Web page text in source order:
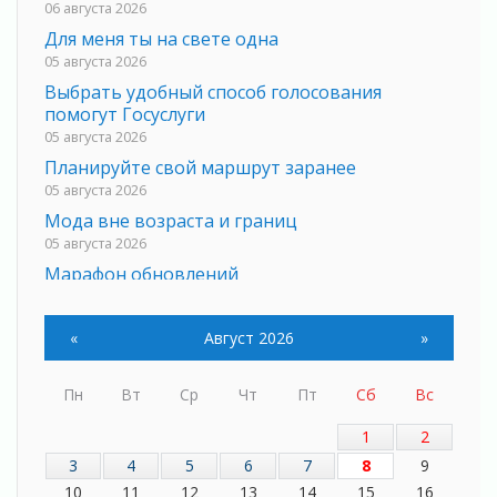
06 августа 2026
Для меня ты на свете одна
05 августа 2026
Выбрать удобный способ голосования
помогут Госуслуги
05 августа 2026
Планируйте свой маршрут заранее
05 августа 2026
Мода вне возраста и границ
05 августа 2026
Марафон обновлений
Добровольцы огненного фронта
05 августа 2026
05 августа 2026
05 августа 2026
Пульс региона
« Август 2026 »
Пн Вт Ср Чт Пт Сб
Вс
1
2
3
4 5 6 7 8
9
10
11 12 13 14 15
16